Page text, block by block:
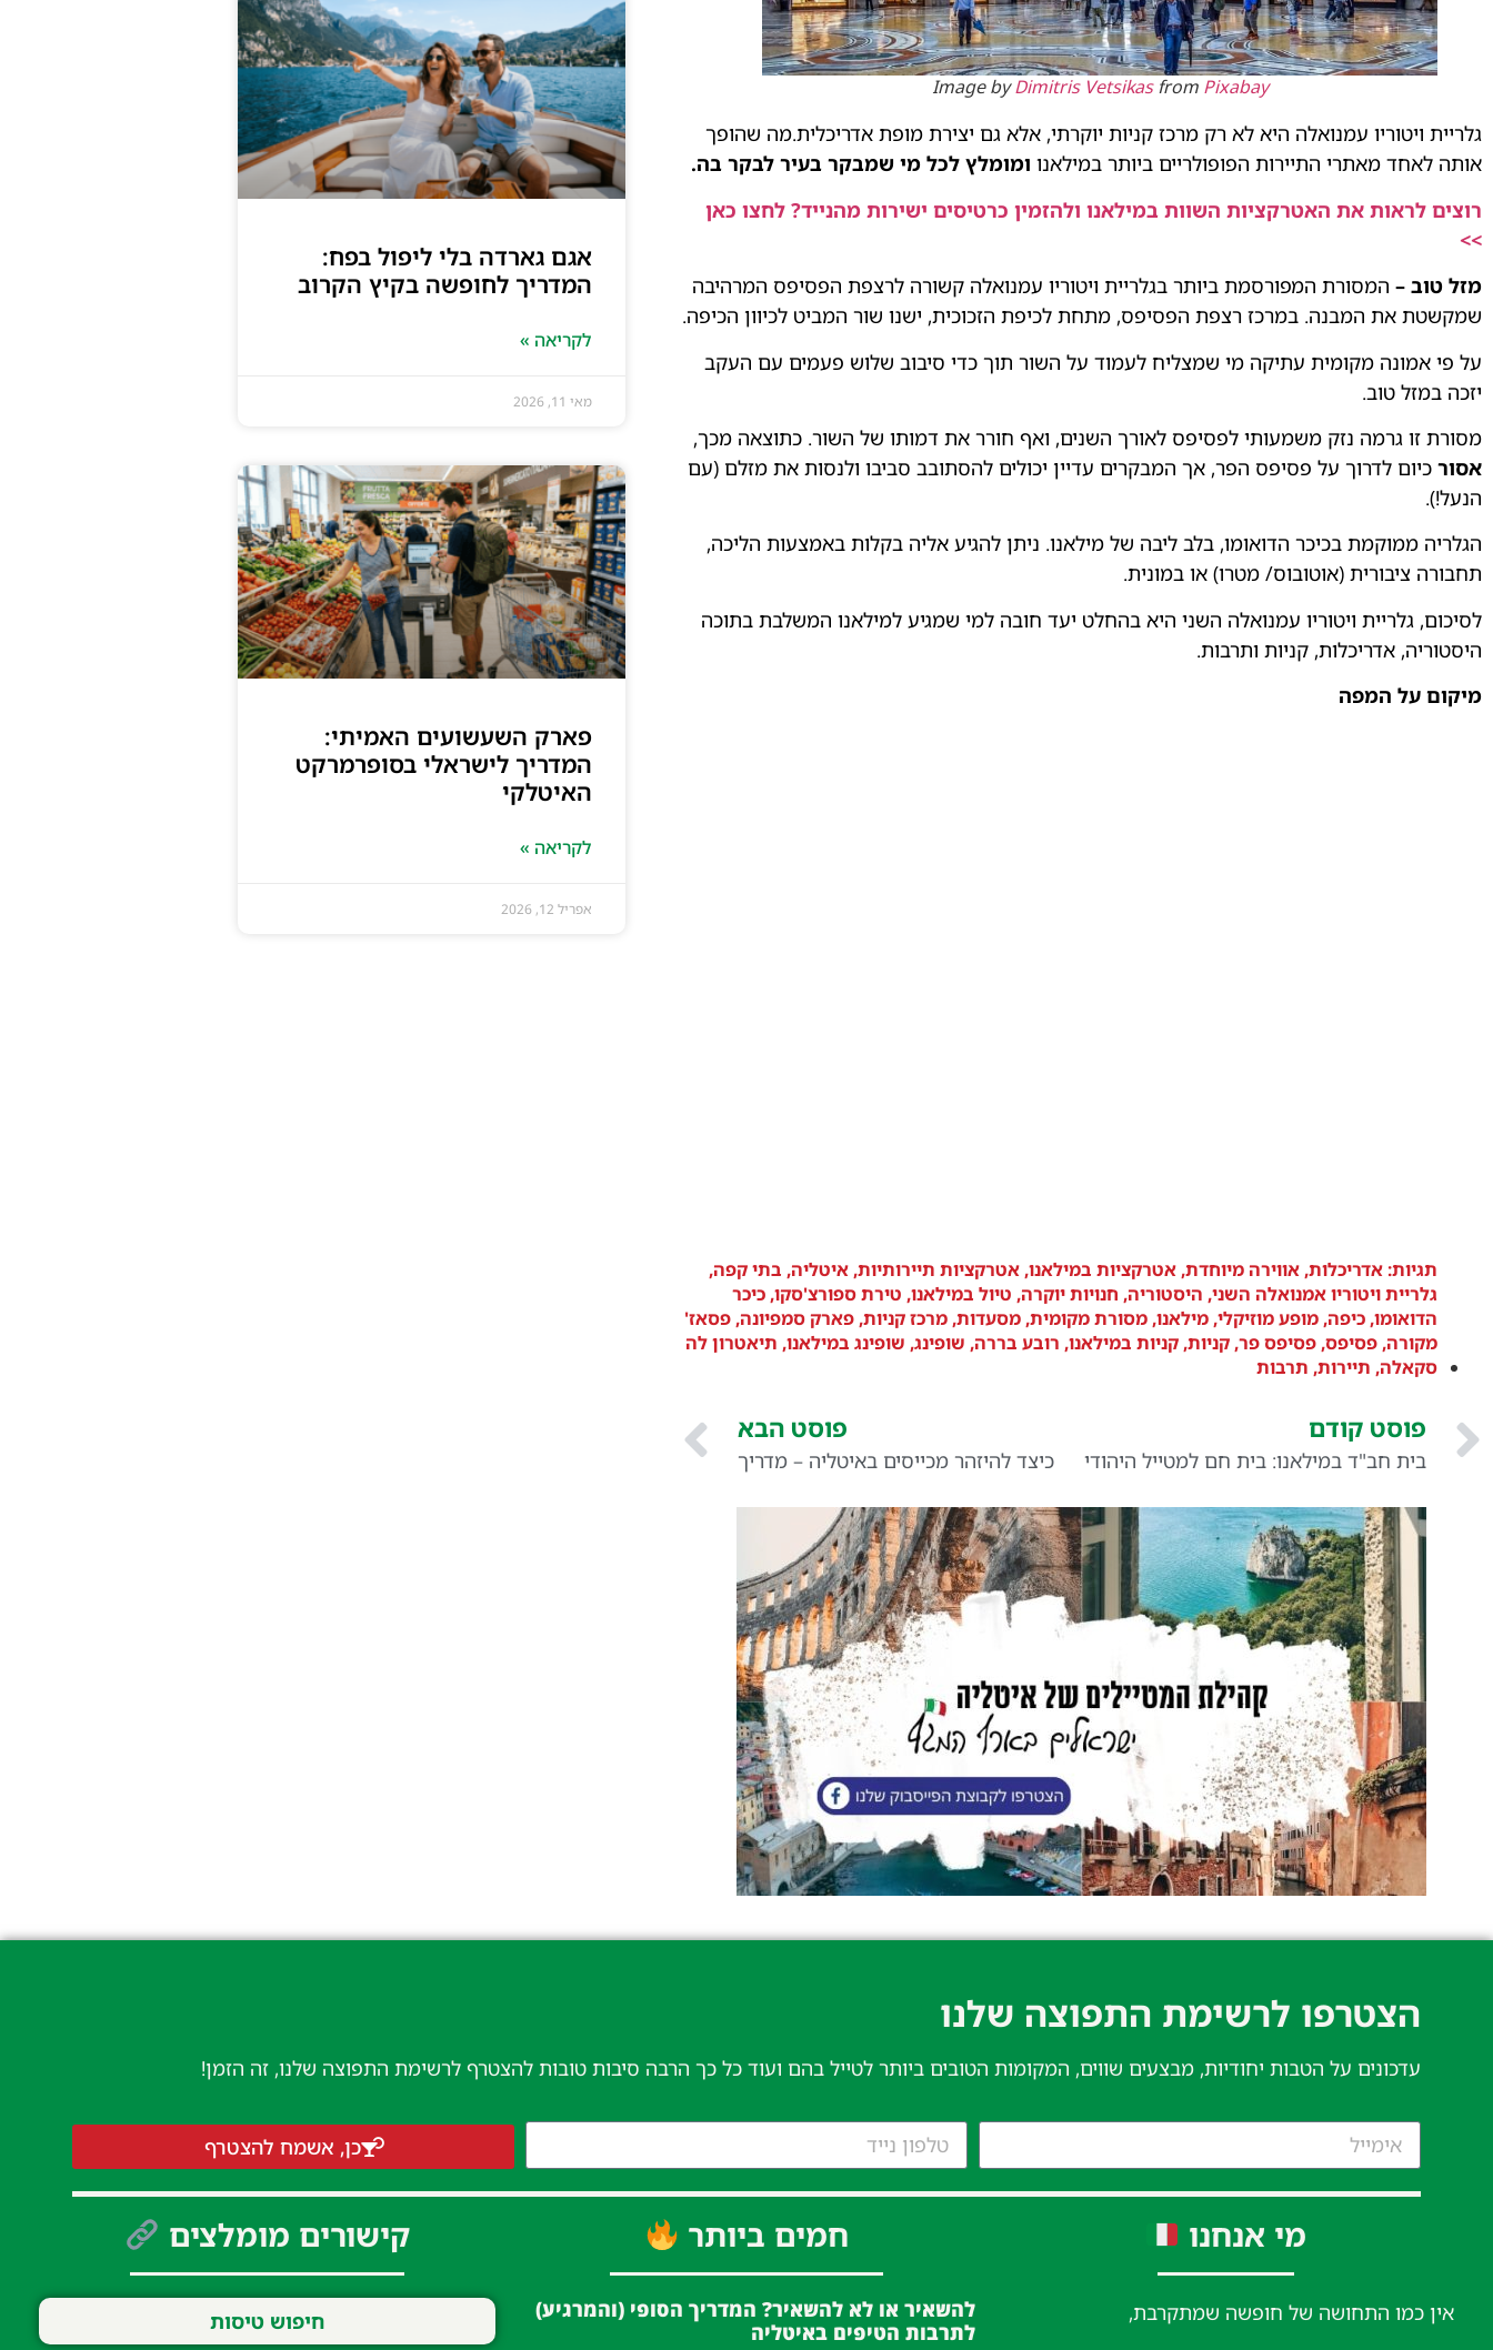
Image byDimitris Vetsikasfrom Pixabay
גלריית ויטוריו עמנואלה היא לא רק מרכז קניות יוקרתי, אלא גם יצירת מופת אדריכלית.מה שהופך
אותה לאחד מאתרי התיירות הפופולריים ביותר במילאנו ומומלץ לכל מי שמבקר בעיר לבקר בה.
רוצים לראות את האטרקציות השוות במילאנו ולהזמין כרטיסים ישירות מהנייד? לחצו כאן
>>
מזל טוב – המסורת המפורסמת ביותר בגלריית ויטוריו עמנואלה קשורה לרצפת הפסיפס המרהיבה
שמקשטת את המבנה. במרכז רצפת הפסיפס, מתחת לכיפת הזכוכית, ישנו שור המביט לכיוון הכיפה.
על פי אמונה מקומית עתיקה מי שמצליח לעמוד על השור תוך כדי סיבוב שלוש פעמים עם העקב
יזכה במזל טוב.
מסורת זו גרמה נזק משמעותי לפסיפס לאורך השנים, ואף חורר את דמותו של השור. כתוצאה מכך,
אסור כיום לדרוך על פסיפס הפר, אך המבקרים עדיין יכולים להסתובב סביבו ולנסות את מזלם (עם
הנעל!).
הגלריה ממוקמת בכיכר הדואומו, בלב ליבה של מילאנו. ניתן להגיע אליה בקלות באמצעות הליכה,
תחבורה ציבורית (אוטובוס/ מטרו) או במונית.
לסיכום, גלריית ויטוריו עמנואלה השני היא בהחלט יעד חובה למי שמגיע למילאנו המשלבת בתוכה
היסטוריה, אדריכלות, קניות ותרבות.
מיקום על המפה
תגיות:אדריכלות, אווירה מיוחדת, אטרקציות במילאנו, אטרקציות תיירותיות, איטליה, בתי קפה,
גלריית ויטוריו אמנואלה השני, היסטוריה, חנויות יוקרה, טיול במילאנו, טירת ספורצ'סקו, כיכר
הדואומו, כיפה, מופע מוזיקלי, מילאנו, מסורת מקומית, מסעדות, מרכז קניות, פארק סמפיונה, פסאז'
מקורה, פסיפס, פסיפס פר, קניות, קניות במילאנו, רובע בררה, שופינג, שופינג במילאנו, תיאטרון לה
סקאלה, תיירות, תרבות
פוסט קודם
בית חב"ד במילאנו: בית חם למטייל היהודי
פוסט הבא
כיצד להיזהר מכייסים באיטליה – מדריך
אגם גארדה בלי ליפול בפח:
המדריך לחופשה בקיץ הקרוב
לקריאה »
מאי 11, 2026
פארק השעשועים האמיתי:
המדריך לישראלי בסופרמרקט
האיטלקי
לקריאה »
אפריל 12, 2026
הצטרפו לרשימת התפוצה שלנו​
עדכונים על הטבות יחודיות, מבצעים שווים, המקומות הטובים ביותר לטייל בהם ועוד כל כך הרבה סיבות טובות להצטרף לרשימת התפוצה שלנו, זה הזמן!
כן, אשמח להצטרף
מי אנחנו
אין כמו התחושה של חופשה שמתקרבת,
חמים ביותר
להשאיר או לא להשאיר? המדריך הסופי (והמרגיע)
לתרבות הטיפים באיטליה
קישורים מומלצים
חיפוש טיסות